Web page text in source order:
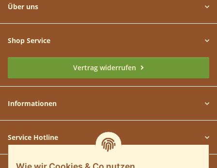
Über uns
Shop Service
Vertrag widerrufen
Informationen
Service Hotline